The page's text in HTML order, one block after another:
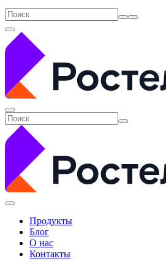
Продукты
Блог
О нас
Контакты